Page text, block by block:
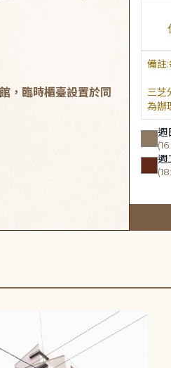
三芝
為辦
週
週
，臨時櫃臺設置於同